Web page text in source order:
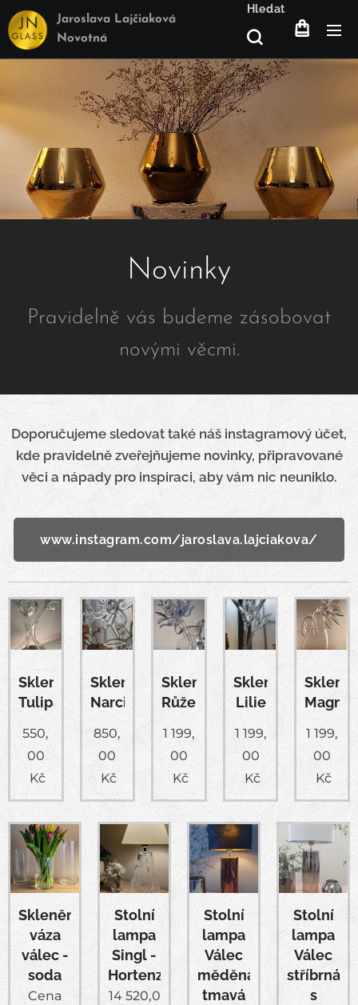
Jaroslava Lajčiaková
Novotná
Hledat
Novinky
Pravidelně vás budeme zásobovat
novými věcmi.
Doporučujeme sledovat také náš instagramový účet,
kde pravidelně zveřejňujeme novinky, připravované
věci a nápady pro inspiraci, aby vám nic neuniklo.
www.instagram.com/jaroslava.lajciakova/
Skleněný
Tulipán
550,
00
Kč
Skleněný
Narcis
850,
00
Kč
Skleněná
Růže
1 199,
00
Kč
Skleněná
Lilie
1 199,
00
Kč
1 199,
00
Kč
Skleněná
váza
válec -
soda
Cena
Stolní
lampa
Singl -
Hortenzie
14 520,0
Stolní
lampa
Válec
měděná
tmavá
Stolní
lampa
Válec
stříbrná
s